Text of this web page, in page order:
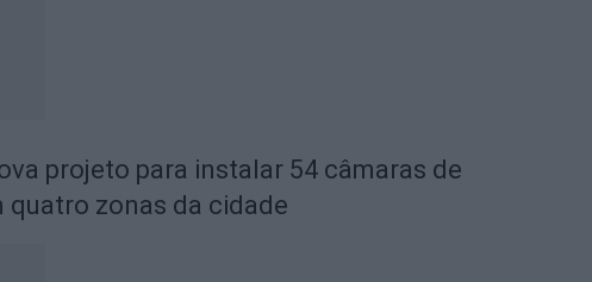
projeto para instalar 54 câmaras de
quatro zonas da cidade